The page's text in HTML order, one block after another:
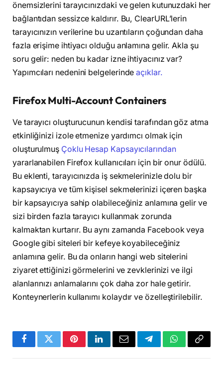
önemsizlerini tarayıcınızdaki ve gelen kutunuzdaki her
bağlantıdan sessizce kaldırır. Bu, ClearURL’lerin
tarayıcınızın verilerine bu uzantıların çoğundan daha
fazla erişime ihtiyacı olduğu anlamına gelir. Akla şu
soru gelir: neden bu kadar izne ihtiyacınız var?
Yapımcıları nedenini belgelerindeaçıklar.
Firefox Multi-Account Containers
Ve tarayıcı oluşturucunun kendisi tarafından göz atma
etkinliğinizi izole etmenize yardımcı olmak için
oluşturulmuş Çoklu Hesap Kapsayıcılarından
yararlanabilen Firefox kullanıcıları için bir onur ödülü.
Bu eklenti, tarayıcınızda iş sekmelerinizle dolu bir
kapsayıcıya ve tüm kişisel sekmelerinizi içeren başka
bir kapsayıcıya sahip olabileceğiniz anlamına gelir ve
sizi birden fazla tarayıcı kullanmak zorunda
kalmaktan kurtarır. Bu aynı zamanda Facebook veya
Google gibi siteleri bir kefeye koyabileceğiniz
anlamına gelir. Bu da onların hangi web sitelerini
ziyaret ettiğinizi görmelerini ve zevklerinizi ve ilgi
alanlarınızı anlamalarını çok daha zor hale getirir.
Konteynerlerin kullanımı kolaydır ve özelleştirilebilir.
FacebookTwitterPinterestLinkedInEmail TelegramWhatsApp
Copy